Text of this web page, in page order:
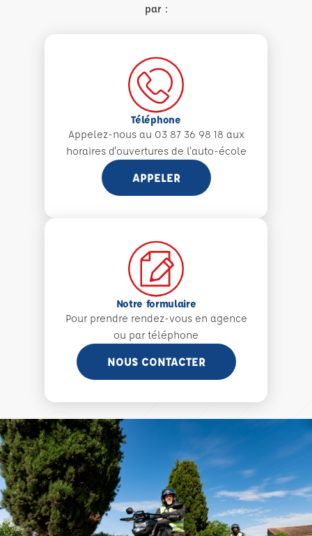
par :
Téléphone
Appelez-nous au 03 87 36 98 18 aux
horaires d'ouvertures de l'auto-école
APPELER
Notre formulaire
Pour prendre rendez-vous en agence
ou par téléphone
NOUS CONTACTER